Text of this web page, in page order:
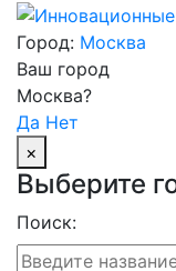
Город: Москва
Ваш город
Москва?
Да Нет
×
Выберите
Поиск: